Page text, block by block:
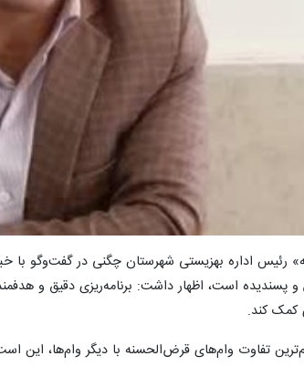
رئیس اداره بهزیستی شهرستان چگنی در گفت‌وگو با
است، اظهار داشت: برنامه‌ریزی دقیق و
کمک کند.
تفاوت وام‌های قرض‌الحسنه با دیگر وام‌ها،